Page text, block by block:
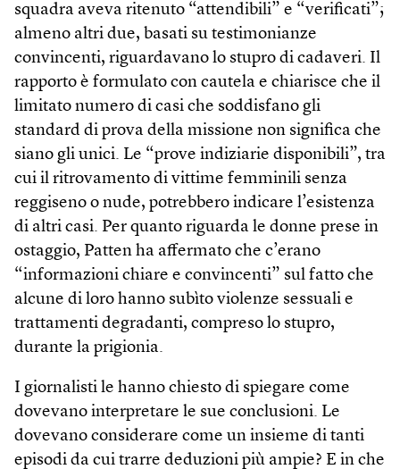
squadra aveva ritenuto “attendibili” e “verificati”;
almeno altri due, basati su testimonianze
convincenti, riguardavano lo stupro di cadaveri. Il
rapporto è formulato con cautela e chiarisce che il
limitato numero di casi che soddisfano gli
standard di prova della missione non significa che
siano gli unici. Le “prove indiziarie disponibili”, tra
cui il ritrovamento di vittime femminili senza
reggiseno o nude, potrebbero indicare l’esistenza
di altri casi. Per quanto riguarda le donne prese in
ostaggio, Patten ha affermato che c’erano
“informazioni chiare e convincenti” sul fatto che
alcune di loro hanno subìto violenze sessuali e
trattamenti degradanti, compreso lo stupro,
durante la prigionia.
I giornalisti le hanno chiesto di spiegare come
dovevano interpretare le sue conclusioni. Le
dovevano considerare come un insieme di tanti
episodi da cui trarre deduzioni più ampie? E in che